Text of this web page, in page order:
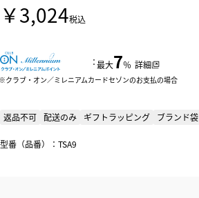
￥3,024税込
：最大7％ 詳細
クラブ・オン／ミレニアムカードセゾンのお支払の場合
返品不可 配送のみ ギフトラッピング ブランド袋
型番（品番）：TSA9